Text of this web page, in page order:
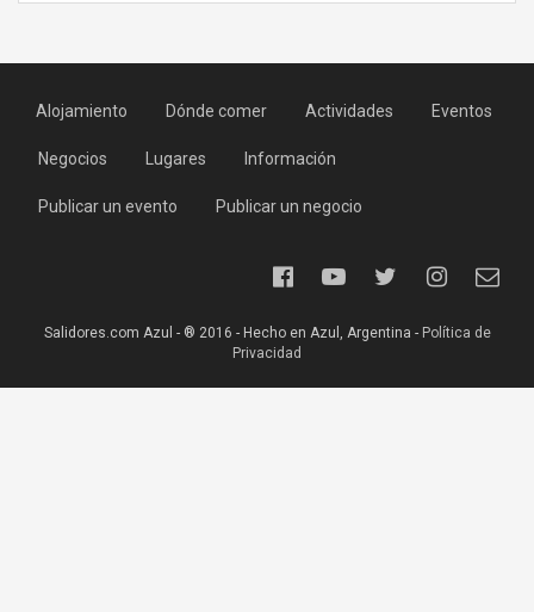
Alojamiento Dónde comer Actividades Eventos
Negocios Lugares Información
Publicar un evento Publicar un negocio
Salidores.com Azul - ® 2016 - Hecho en Azul, Argentina - Política de
Privacidad